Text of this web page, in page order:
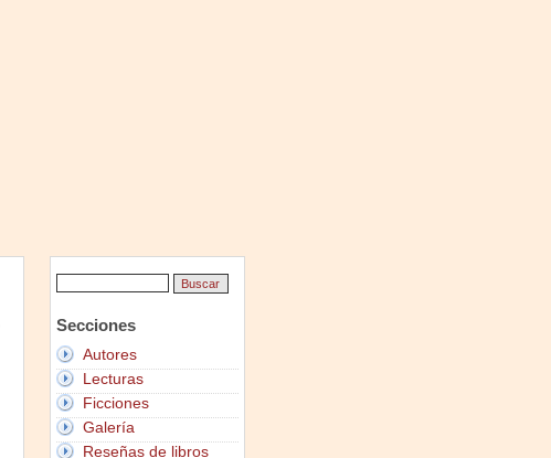
Secciones
Autores
Lecturas
Ficciones
Galería
Reseñas de libros